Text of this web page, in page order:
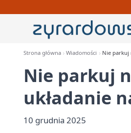
Strona główna Wiadomości Nie parkuj
Nie parkuj
układanie
10 grudnia 2025